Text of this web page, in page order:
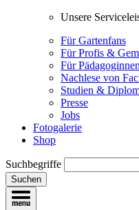
Unsere
Für Gartenfans
Für Profis &
Für
Nachlese von
Studien &
Presse
Jobs
Fotogalerie
Shop
Suchbegriffe
Suchen